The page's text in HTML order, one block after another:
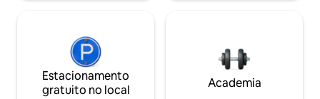
Estacionamento
gratuito no local
Academia